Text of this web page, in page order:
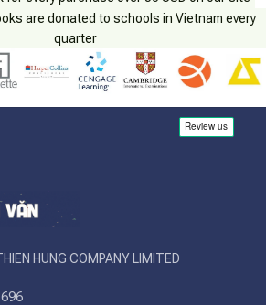
are donated to schools in Vietnam every
quarter
HUNG COMPANY LIMITED